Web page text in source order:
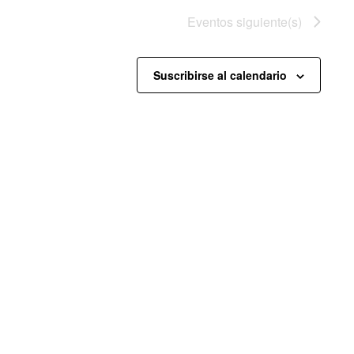
Eventos siguiente(s)
Suscribirse al calendario